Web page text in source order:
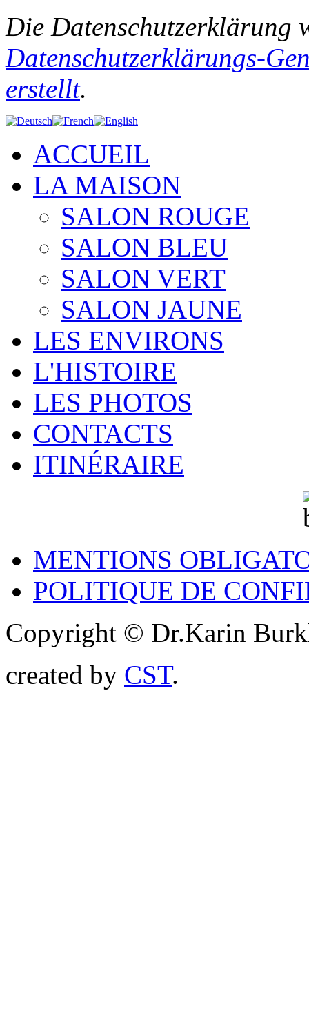
Die Datenschutzerklärung
Datenschutzerklärungs-
erstellt.
ACCUEIL
LA MAISON
SALON ROUGE
SALON BLEU
SALON VERT
SALON JAUNE
LES ENVIRONS
L'HISTOIRE
LES PHOTOS
CONTACTS
ITINÉRAIRE
MENTIONS
POLITIQUE DE
Copyright © Dr.Karin
created by CST.